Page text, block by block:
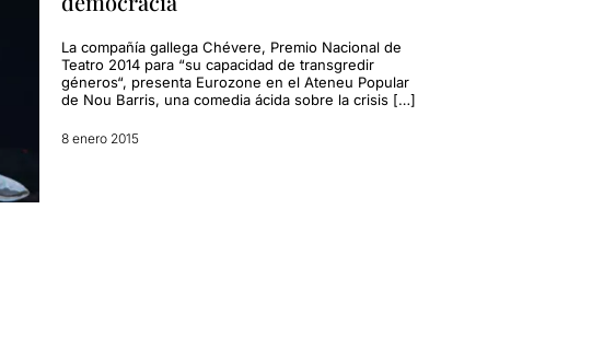
La compañía gallega Chévere, Premio Nacional de
Teatro 2014 para “su capacidad de transgredir
géneros“, presenta Eurozone en el Ateneu Popular
de Nou Barris, una comedia ácida sobre la crisis […]
8 enero 2015